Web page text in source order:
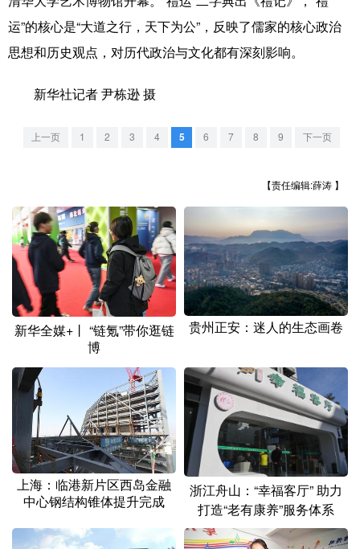
地方频道
北京 天津
湖南
广东 广西 海南
四川 贵州 云南 西藏
陕西 甘肃 青海 宁夏
新疆 内蒙古 黑龙江
多语种频道
English Español Français عربى
Русский язык 日本語 한국어
Deutsch Português
运”的核心是“大道之行，天下为公”，反映了儒家的核心政治
思想和历史观点，对历代政治与文化都有深刻影响。
新华社记者 尹栋逊 摄
上一页 1 2 3 4 5 6 7 8 9 下一页
【责任编辑:薛涛 】
新华全媒+丨 “链氪”带你逛链
博
贵州正安：迷人的生态画卷
上海：临港新片区西岛金融
中心钢结构锥体提升完成
浙江舟山：“幸福客厅” 助力
打造“老有康养”服务体系